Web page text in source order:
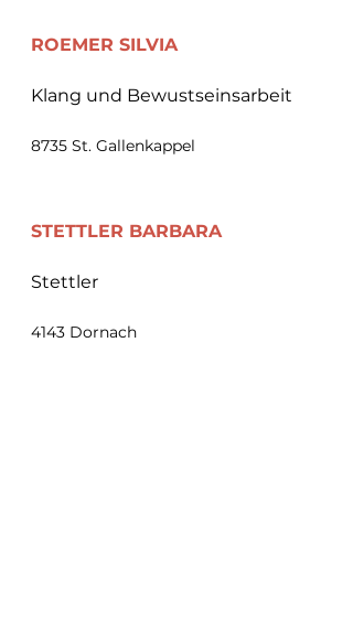
ROEMER SILVIA
Klang und Bewustseinsarbeit
8735 St. Gallenkappel
STETTLER BARBARA
Stettler
4143 Dornach